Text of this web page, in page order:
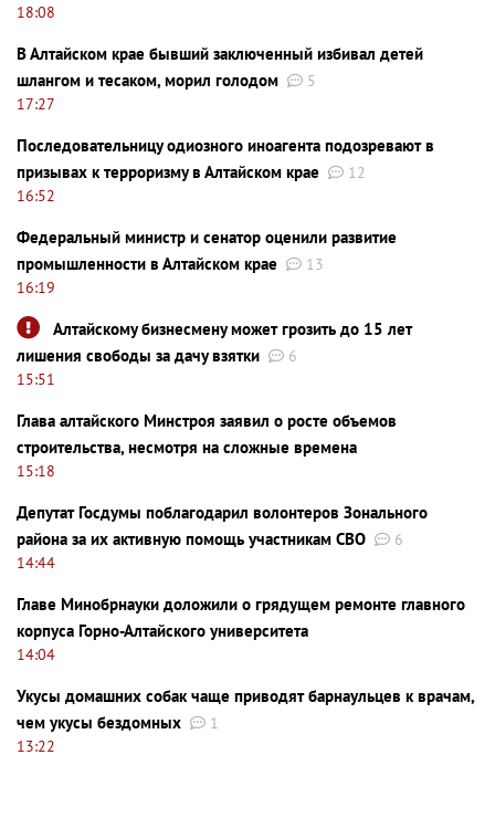
18:08
В Алтайском крае бывший заключенный избивал детей
шлангом и тесаком, морил голодом
5
17:27
Последовательницу одиозного иноагента подозревают в
призывах к терроризму в Алтайском крае
12
16:52
Федеральный министр и сенатор оценили развитие
промышленности в Алтайском крае
13
16:19
Алтайскому бизнесмену может грозить до 15 лет
лишения свободы за дачу взятки
6
15:51
Глава алтайского Минстроя заявил о росте объемов
строительства, несмотря на сложные времена
15:18
Депутат Госдумы поблагодарил волонтеров Зонального
района за их активную помощь участникам СВО
6
14:44
Главе Минобрнауки доложили о грядущем ремонте главного
корпуса Горно-Алтайского университета
14:04
Укусы домашних собак чаще приводят барнаульцев к врачам,
чем укусы бездомных
1
13:22